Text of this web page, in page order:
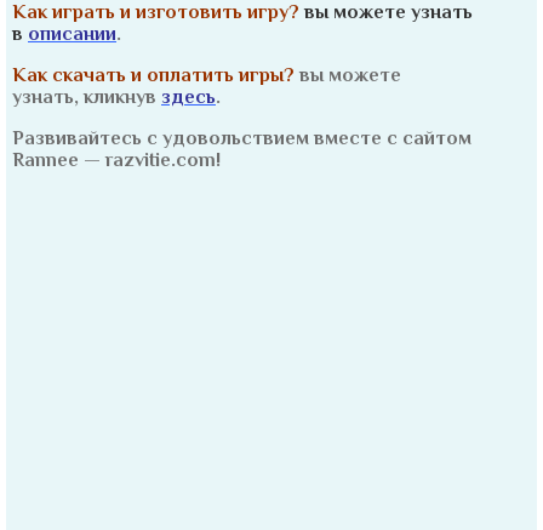
Как играть и изготовить игру? вы можете узнать
в описании.
Как скачать и оплатить игры? вы можете
узнать, кликнув здесь.
Развивайтесь с удовольствием вместе с сайтом
Rannee — razvitie.com!